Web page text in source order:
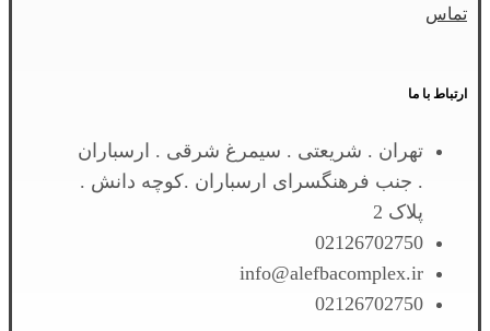
تماس
ارتباط با ما
تهران . شریعتی . سیمرغ شرقی . ارسباران
. جنب فرهنگسرای ارسباران .کوچه دانش .
پلاک 2
02126702750
info@alefbacomplex.ir
02126702750